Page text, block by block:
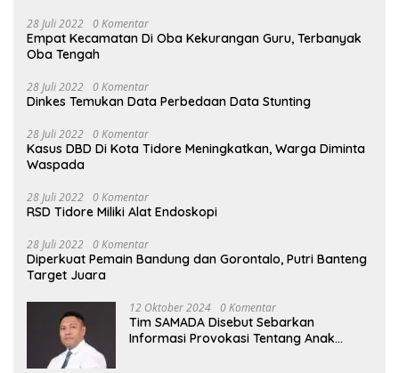
28 Juli 2022 0 Komentar
Empat Kecamatan Di Oba Kekurangan Guru, Terbanyak
Oba Tengah
28 Juli 2022 0 Komentar
Dinkes Temukan Data Perbedaan Data Stunting
28 Juli 2022 0 Komentar
Kasus DBD Di Kota Tidore Meningkatkan, Warga Diminta
Waspada
28 Juli 2022 0 Komentar
RSD Tidore Miliki Alat Endoskopi
28 Juli 2022 0 Komentar
Diperkuat Pemain Bandung dan Gorontalo, Putri Banteng
Target Juara
12 Oktober 2024 0 Komentar
Tim SAMADA Disebut Sebarkan
Informasi Provokasi Tentang Anak